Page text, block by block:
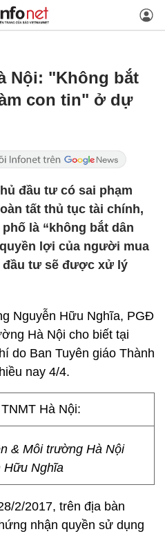
Nội: "Không bắt
con tin" ở dự
đầu tư có sai phạm
tất thủ tục tài chính,
là “không bắt dân
lợi của người mua
đầu tư sẽ được xử lý
Nguyễn Hữu Nghĩa, PGĐ
Hà Nội cho biết tại
do Ban Tuyên giáo Thành
nay 4/4.
& Môi trường Hà Nội
Hữu Nghĩa
2/2017, trên địa bàn
nhận quyền sử dụng